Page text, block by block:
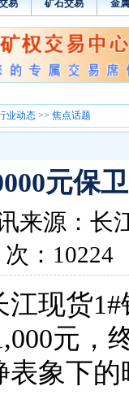
易 矿石交易 金
业动态 >> 焦点话题
元保
来源：长
次：10224
江现货
元，
表象下